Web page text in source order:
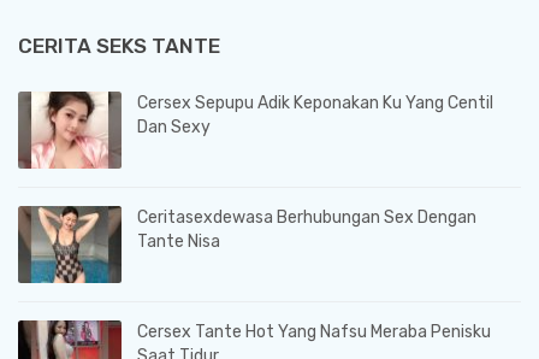
CERITA SEKS TANTE
Cersex Sepupu Adik Keponakan Ku Yang Centil
Dan Sexy
Ceritasexdewasa Berhubungan Sex Dengan
Tante Nisa
Cersex Tante Hot Yang Nafsu Meraba Penisku